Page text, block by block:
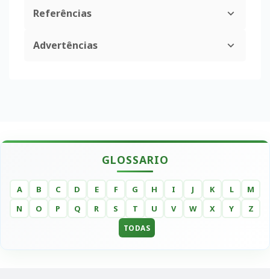
Referências
Advertências
GLOSSARIO
A B C D E F G H I J K L
M
N
O P Q R S T U V W X Y Z
TODAS